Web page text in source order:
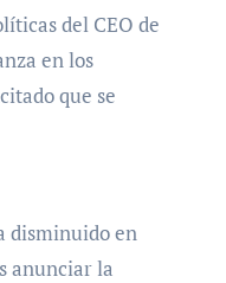
en los
que se
disminuido en
anunciar la